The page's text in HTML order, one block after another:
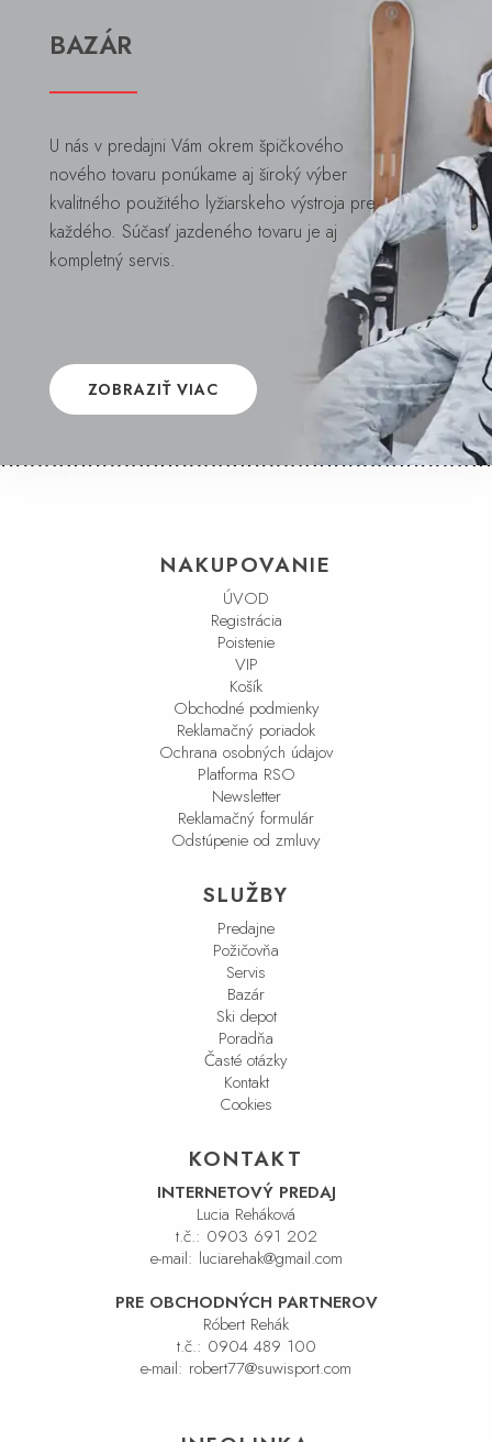
BAZÁR
U nás v predajni Vám okrem špičkového
nového tovaru ponúkame aj široký výber
kvalitného použitého lyžiarskeho výstroja pre
každého. Súčasť jazdeného tovaru je aj
kompletný servis.
ZOBRAZIŤ VIAC
NAKUPOVANIE
ÚVOD
Registrácia
Poistenie
VIP
Košík
Obchodné podmienky
Reklamačný poriadok
Ochrana osobných údajov
Platforma RSO
Newsletter
Reklamačný formulár
Odstúpenie od zmluvy
SLUŽBY
Predajne
Požičovňa
Servis
Bazár
Ski depot
Poradňa
Časté otázky
Kontakt
Cookies
KONTAKT
INTERNETOVÝ PREDAJ
Lucia Reháková
t.č.: 0903 691 202
e-mail: luciarehak@gmail.com
PRE OBCHODNÝCH PARTNEROV
Róbert Rehák
t.č.: 0904 489 100
e-mail: robert77@suwisport.com